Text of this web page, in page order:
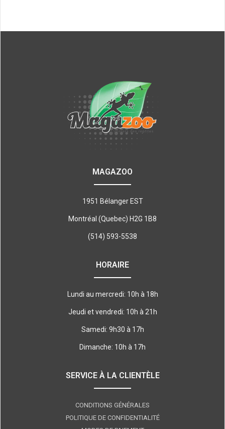
MAGAZOO
1951 Bélanger EST
Montréal (Quebec) H2G 1B8
(514) 593-5538
HORAIRE
Lundi au mercredi: 10h à 18h
Jeudi et vendredi: 10h à 21h
Samedi: 9h30 à 17h
Dimanche: 10h à 17h
SERVICE À LA CLIENTÈLE
CONDITIONS GÉNÉRALES
POLITIQUE DE CONFIDENTIALITÉ